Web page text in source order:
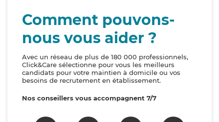
Comment pouvons-
nous vous aider ?
Avec un réseau de plus de 180 000 professionnels,
Click&Care sélectionne pour vous les meilleurs
candidats pour votre maintien à domicile ou vos
besoins de recrutement en établissement.
Nos conseillers vous accompagnent 7/7